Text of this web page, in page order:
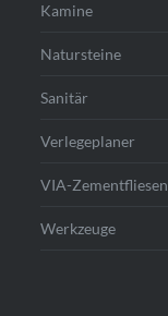
Kamine
Natursteine
Sanitär
Verlegeplaner
VIA-Zementfliesen
Werkzeuge